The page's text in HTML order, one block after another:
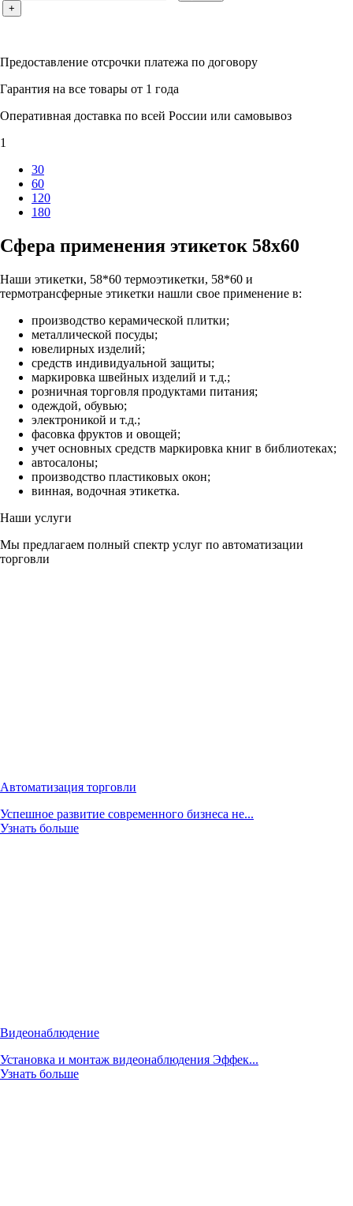
+
Предоставление отсрочки платежа по договору
Гарантия на все товары от 1 года
Оперативная доставка по всей России или самовывоз
1
30
60
120
180
Сфера применения этикеток 58х60
Наши этикетки, 58*60 термоэтикетки, 58*60 и
термотрансферные этикетки нашли свое применение в:
производство керамической плитки;
металлической посуды;
ювелирных изделий;
средств индивидуальной защиты;
маркировка швейных изделий и т.д.;
розничная торговля продуктами питания;
одеждой, обувью;
электроникой и т.д.;
фасовка фруктов и овощей;
учет основных средств маркировка книг в библиотеках;
автосалоны;
производство пластиковых окон;
винная, водочная этикетка.
Наши услуги
Мы предлагаем полный спектр услуг по автоматизации
торговли
Автоматизация торговли
Успешное развитие современного бизнеса не...
Узнать больше
Видеонаблюдение
Установка и монтаж видеонаблюдения Эффек...
Узнать больше